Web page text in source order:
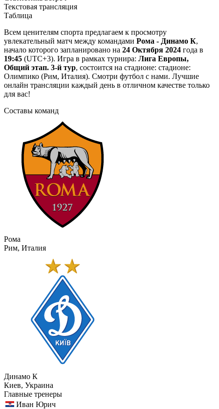
Текстовая трансляция
Таблица
Всем ценителям спорта предлагаем к просмотру
увлекательный матч между командами Рома - Динамо К,
начало которого запланировано на 24 Октября 2024 года в
19:45 (UTC+3). Игра в рамках турнира: Лига Европы,
Общий этап. 3-й тур, состоится на стадионе: стадионе:
Олимпико (Рим, Италия). Смотри футбол с нами. Лучшие
онлайн трансляции каждый день в отличном качестве только
для вас!
Составы команд
Рома
Рим, Италия
Динамо К
Киев, Украина
Главные тренеры
Иван Юрич